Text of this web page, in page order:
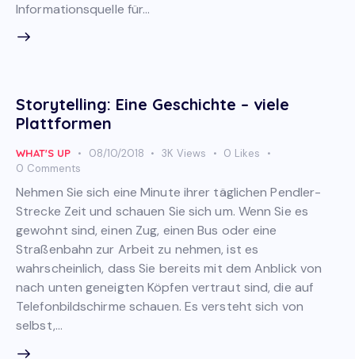
Informationsquelle für…
Storytelling: Eine Geschichte – viele
Plattformen
WHAT'S UP 08/10/2018 3K Views 0 Likes
0 Comments
Nehmen Sie sich eine Minute ihrer täglichen Pendler-
Strecke Zeit und schauen Sie sich um. Wenn Sie es
gewohnt sind, einen Zug, einen Bus oder eine
Straßenbahn zur Arbeit zu nehmen, ist es
wahrscheinlich, dass Sie bereits mit dem Anblick von
nach unten geneigten Köpfen vertraut sind, die auf
Telefonbildschirme schauen. Es versteht sich von
selbst,…